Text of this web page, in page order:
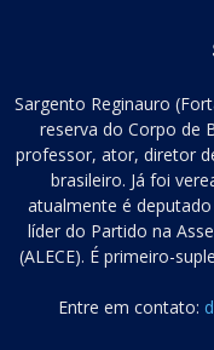
Sargento Reginauro
reserva do Corpo de
professor, ator, diretor
brasileiro. Já foi
atualmente é
líder do Partido na
(ALECE). É primeiro-
Entre em contato: